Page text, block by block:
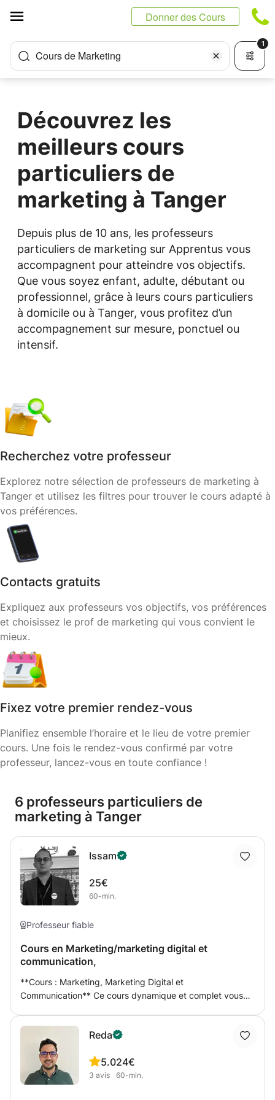
Donner des Cours
Cours de Marketing
1
Découvrez les
meilleurs cours
particuliers de
marketing à Tanger
Depuis plus de 10 ans, les professeurs
particuliers de marketing sur Apprentus vous
accompagnent pour atteindre vos objectifs.
Que vous soyez enfant, adulte, débutant ou
professionnel, grâce à leurs cours particuliers
à domicile ou à Tanger, vous profitez d’un
accompagnement sur mesure, ponctuel ou
intensif.
Recherchez votre professeur
Explorez notre sélection de professeurs de marketing à
Tanger et utilisez les filtres pour trouver le cours adapté à
vos préférences.
Contacts gratuits
Expliquez aux professeurs vos objectifs, vos préférences
et choisissez le prof de marketing qui vous convient le
mieux.
Fixez votre premier rendez-vous
Planifiez ensemble l’horaire et le lieu de votre premier
cours. Une fois le rendez-vous confirmé par votre
professeur, lancez-vous en toute confiance !
6 professeurs particuliers de
marketing à Tanger
Issam
25€
60-min.
Professeur fiable
Cours en Marketing/marketing digital et
communication,
**Cours : Marketing, Marketing Digital et
Communication** Ce cours dynamique et complet vous
vous fournir une compréhension approfondie des
stratégies marketing modernes et des méthodes de
communication efficaces, ce cours est idéal pour les
professionnels ambitieux et les étudiants désireux de
Reda
5.0
3 avis
24€
60-min.